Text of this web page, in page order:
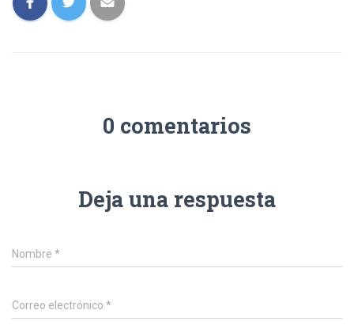
0 comentarios
Deja una respuesta
Nombre *
Correo electrónico *